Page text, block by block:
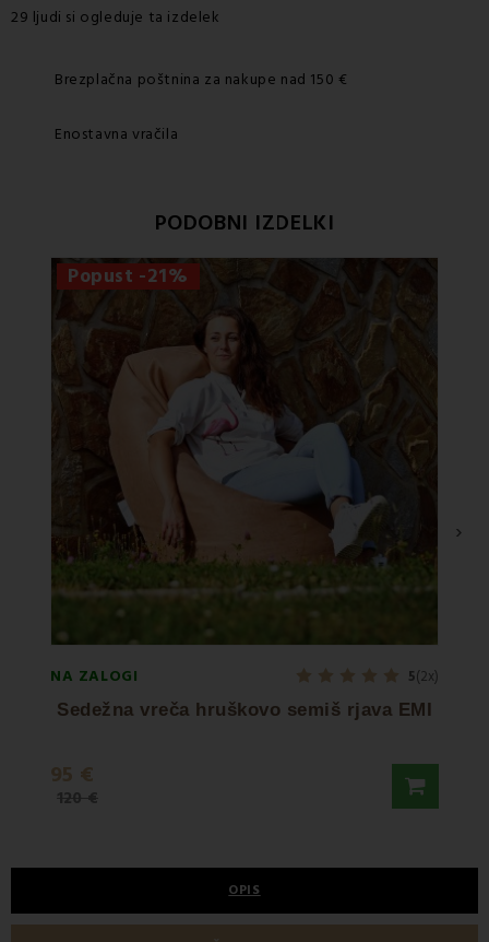
29 ljudi si ogleduje ta izdelek
Brezplačna poštnina za nakupe nad 150 €
Enostavna vračila
PODOBNI IZDELKI
Popust -21%
NA ZALOGI 5(2x)
Sedežna vreča hruškovo semiš rjava EMI
95 €
120 €
›
OPIS